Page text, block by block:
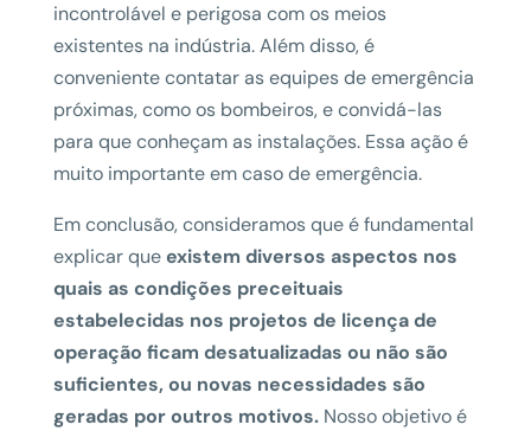
incontrolável e perigosa com os meios
existentes na indústria. Além disso, é
conveniente contatar as equipes de emergência
próximas, como os bombeiros, e convidá-las
para que conheçam as instalações. Essa ação é
muito importante em caso de emergência.
Em conclusão, consideramos que é fundamental
explicar queexistem diversos aspectos nos
quais as condições preceituais
estabelecidas nos projetos de licença de
operação ficam desatualizadas ou não são
suficientes, ou novas necessidades são
geradas por outros motivos.Nosso objetivo é